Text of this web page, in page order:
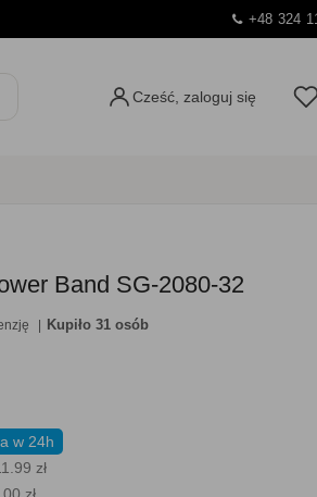
+48 324
Cześć, zaloguj się
Band SG-2080-32
Kupiło 31 osób
w 24h
zł